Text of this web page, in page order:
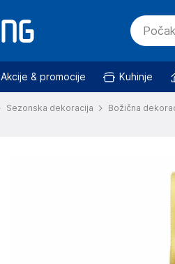
Akcije & promocije Kuhinje
Sezonska dekoracija Božična